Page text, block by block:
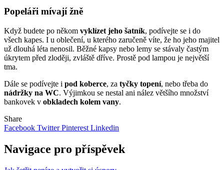
Popeláři mívají žně
Když budete po někom vyklízet jeho šatník, podívejte se i do
všech kapes. I u oblečení, u kterého zaručeně víte, že ho jeho majitel
už dlouhá léta nenosil. Běžné kapsy nebo lemy se stávaly častým
úkrytem před zloději, zvláště dříve. Prostě pod lampou je největší
tma.
Dále se podívejte i pod koberce, za tyčky topení, nebo třeba do
nádržky na WC. Výjimkou se nestal ani nález většího množství
bankovek v obkladech kolem vany.
Share
Facebook TwitterPinterest Linkedin
Navigace pro příspěvek